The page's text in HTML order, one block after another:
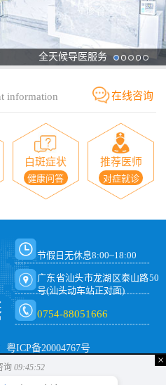
全天候导医服务
information 在线咨询
白斑症状
健康问答
推荐医师
对症就诊
节假日无休息8:00~18:00
广东省汕头市龙湖区泰山路50
号(汕头动车站正对面)
0754-88051666
粤ICP备20004767号
×
询 09:45:53